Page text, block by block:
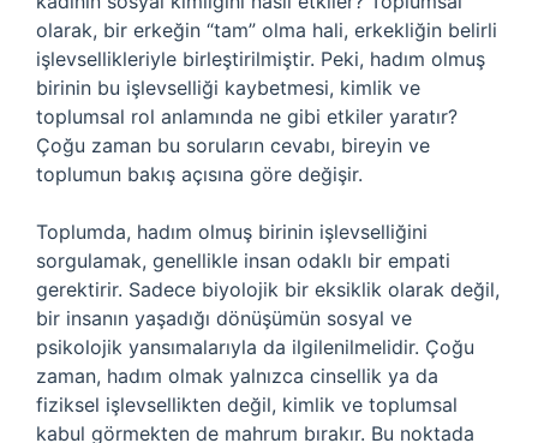
olarak, bir erkeğin “tam” olma hali, erkekliğin belirli
işlevsellikleriyle birleştirilmiştir. Peki, hadım olmuş
birinin bu işlevselliği kaybetmesi, kimlik ve
toplumsal rol anlamında ne gibi etkiler yaratır?
Çoğu zaman bu soruların cevabı, bireyin ve
toplumun bakış açısına göre değişir.
Toplumda, hadım olmuş birinin işlevselliğini
sorgulamak, genellikle insan odaklı bir empati
gerektirir. Sadece biyolojik bir eksiklik olarak değil,
bir insanın yaşadığı dönüşümün sosyal ve
psikolojik yansımalarıyla da ilgilenilmelidir. Çoğu
zaman, hadım olmak yalnızca cinsellik ya da
fiziksel işlevsellikten değil, kimlik ve toplumsal
kabul görmekten de mahrum bırakır. Bu noktada